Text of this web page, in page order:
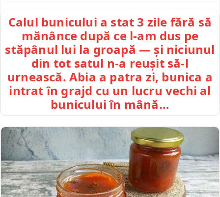
Calul bunicului a stat 3 zile fără să
mănânce după ce l-am dus pe
stăpânul lui la groapă — și niciunul
din tot satul n-a reușit să-l
urnească. Abia a patra zi, bunica a
intrat în grajd cu un lucru vechi al
bunicului în mână…